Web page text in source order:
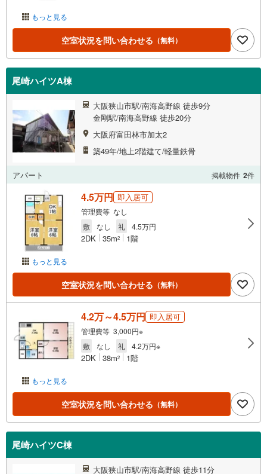
もっと見る
空室状況を問い合わせる （無料）
尾崎ハイツA棟
大阪狭山市駅/南海高野線 徒歩9分
金剛駅/南海高野線 徒歩20分
大阪府富田林市加太2
築49年/地上2階建て/軽量鉄骨
アパート 掲載物件 2件
もっと見る
4.5万円 即入居可
管理費等 なし
敷
なし 礼 4.5万円
2DK 35m2 1階
空室状況を問い合わせる （無料）
もっと見る
4.2万～4.5万円 即入居可
管理費等 3,000円※
敷
なし 礼 4.2万円※
2DK 38m2 1階
空室状況を問い合わせる （無料）
尾崎ハイツC棟
大阪狭山市駅/南海高野線 徒歩11分